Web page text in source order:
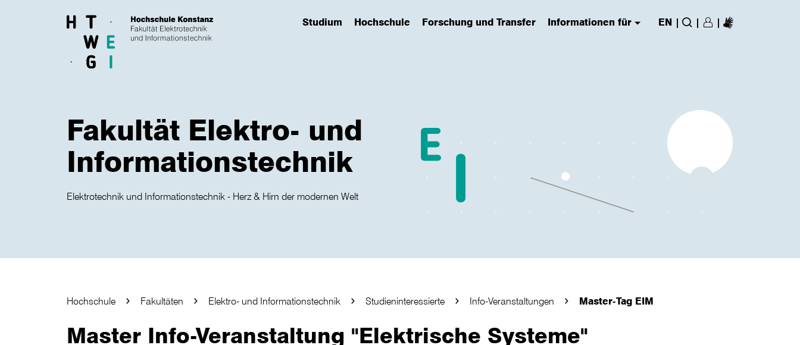
Studium
(has submenu)Hochschule
(has submenu)Forschung und Transfer
(has submenu) Informationen für
(has submenu) EN | Suche
| Login/Register
|
Fakultät Elektro- und
Informationstechnik
Elektrotechnik und Informationstechnik - Herz & Hirn der modernen Welt
Hochschule Fakultäten Elektro- und Informationstechnik Studieninteressierte Info-Veranstaltungen Master-Tag EIM
Master Info-Veranstaltung "Elektrische Systeme"